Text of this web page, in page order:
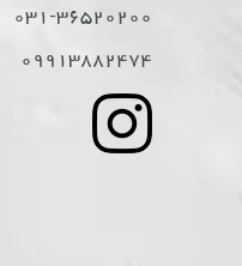
031-36520200
09913882474